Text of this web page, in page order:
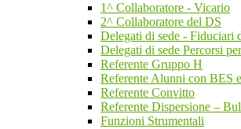
1^ Collaboratore - Vicario
2^ Collaboratore del DS
Delegati di sede - Fiduciari
Delegati di sede Percorsi
Referente Gruppo H
Referente Alunni con BES
Referente Convitto
Referente Dispersione –
Funzioni Strumentali